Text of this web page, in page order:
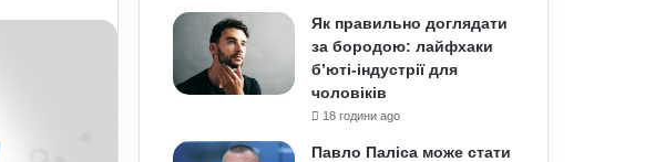
Як правильно доглядати
за бородою: лайфхаки
б’юті-індустрії для
чоловіків
18 години ago
Павло Паліса може стати